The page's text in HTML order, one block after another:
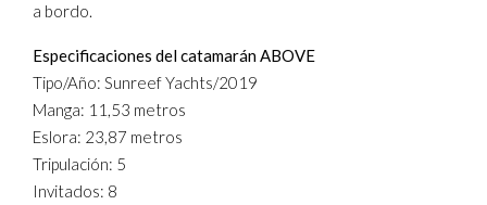
a bordo.
Especificaciones del catamarán ABOVE
Tipo/Año: Sunreef Yachts/2019
Manga: 11,53 metros
Eslora: 23,87 metros
Tripulación: 5
Invitados: 8